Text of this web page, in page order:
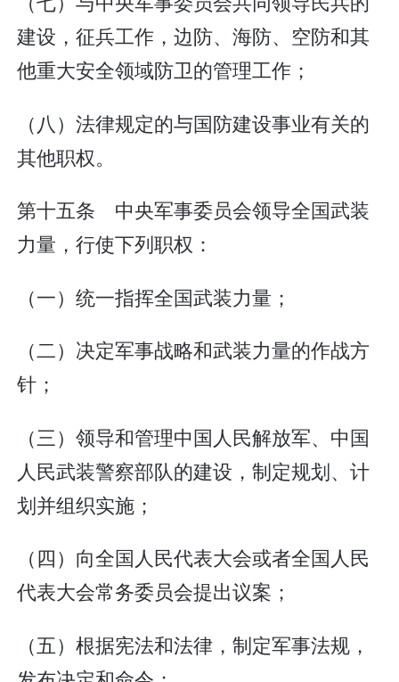
建设，征兵工作，边防、海防、空防和其
他重大安全领域防卫的管理工作；
（八）法律规定的与国防建设事业有关的
其他职权。
第十五条 中央军事委员会领导全国武装
力量，行使下列职权：
（一）统一指挥全国武装力量；
（二）决定军事战略和武装力量的作战方
针；
（三）领导和管理中国人民解放军、中国
人民武装警察部队的建设，制定规划、计
划并组织实施；
（四）向全国人民代表大会或者全国人民
代表大会常务委员会提出议案；
（五）根据宪法和法律，制定军事法规，